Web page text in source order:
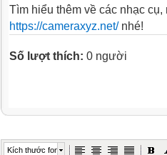
Tìm hiểu thêm về các nhạc
https://cameraxyz.net/nhé!
Số lượt thích: 0 người
Kích thước font